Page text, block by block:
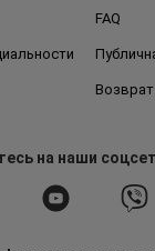
FAQ
Возврат
на наши